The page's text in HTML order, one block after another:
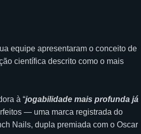
equipe apresentaram o conceito de
científica descrito como o mais
à “jogabilidade mais profunda já
— uma marca registrada do
Nails, dupla premiada com o Oscar